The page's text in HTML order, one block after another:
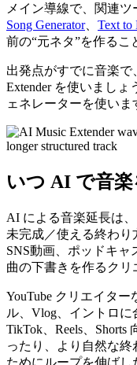
メイン導線で、関連ツ
Song Generator、 Text to
前の“元ネタ”を作るこ
出発点がすでに音楽
Extender を使いまし
ェネレーターを使いま
いつ AI で音
AI による音楽延長は
未完成／使える終わり
SNS動画、ポッドキ
曲の下書きを作るクリ
YouTube クリエイタ
ル、Vlog、イントロに
TikTok、Reels、
ったり、より自然な
ためにループを伸ばし